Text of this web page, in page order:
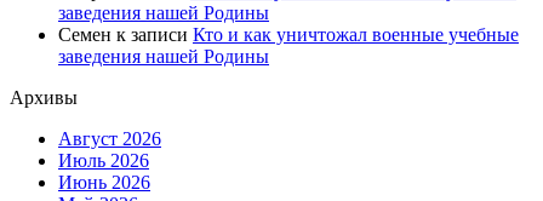
заведения нашей Родины
Семен к записи Кто и как уничтожал военные учебные
заведения нашей Родины
Архивы
Август 2026
Июль 2026
Июнь 2026